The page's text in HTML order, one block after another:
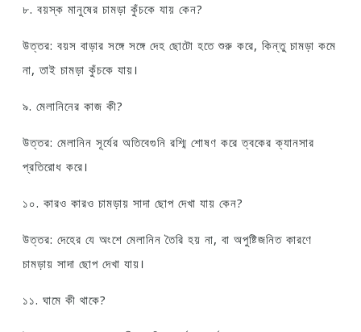
৮. বয়স্ক মানুষের চামড়া কুঁচকে যায় কেন?
উত্তর: বয়স বাড়ার সঙ্গে সঙ্গে দেহ ছোটো হতে শুরু করে, কিন্তু চামড়া কমে
না, তাই চামড়া কুঁচকে যায়।
৯. মেলানিনের কাজ কী?
উত্তর: মেলানিন সূর্যের অতিবেগুনি রশ্মি শোষণ করে ত্বকের ক্যানসার
প্রতিরোধ করে।
১০. কারও কারও চামড়ায় সাদা ছোপ দেখা যায় কেন?
উত্তর: দেহের যে অংশে মেলানিন তৈরি হয় না, বা অপুষ্টিজনিত কারণে
চামড়ায় সাদা ছোপ দেখা যায়।
১১. ঘামে কী থাকে?